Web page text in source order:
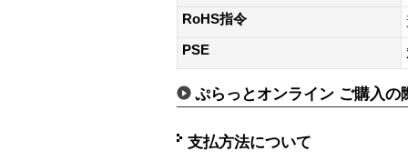
RoHS指令
PSE
ぷらっとオンライン ご購入の
支払方法について